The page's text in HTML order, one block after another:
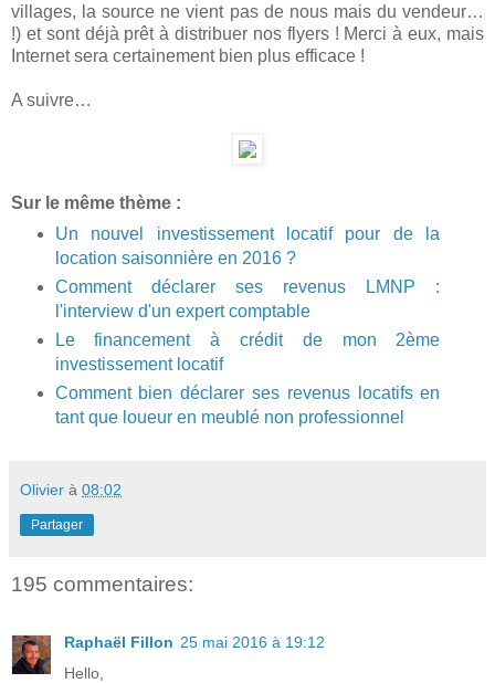
villages, la source ne vient pas de nous mais du vendeur…
!) et sont déjà prêt à distribuer nos flyers ! Merci à eux, mais
Internet sera certainement bien plus efficace !
A suivre…
Sur le même thème :
Un nouvel investissement locatif pour de la
location saisonnière en 2016 ?
Comment déclarer ses revenus LMNP :
l'interview d'un expert comptable
Le financement à crédit de mon 2ème
investissement locatif
Comment bien déclarer ses revenus locatifs en
tant que loueur en meublé non professionnel
Olivier à 08:02
Partager
195 commentaires:
Raphaël Fillon 25 mai 2016 à 19:12
Hello,